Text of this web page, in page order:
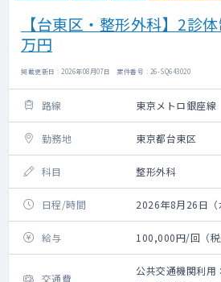
【台東区・整形外科】2診
万円
掲載更新日 : 2026年08月07日 案件番号 : 26-SQ643020
路線 東京メトロ銀座線
勤務地 東京都台東区
科目 整形外科
日程/時間 2026年8月26日
給与 100,000円/回（税
交通費
公共交通機関利